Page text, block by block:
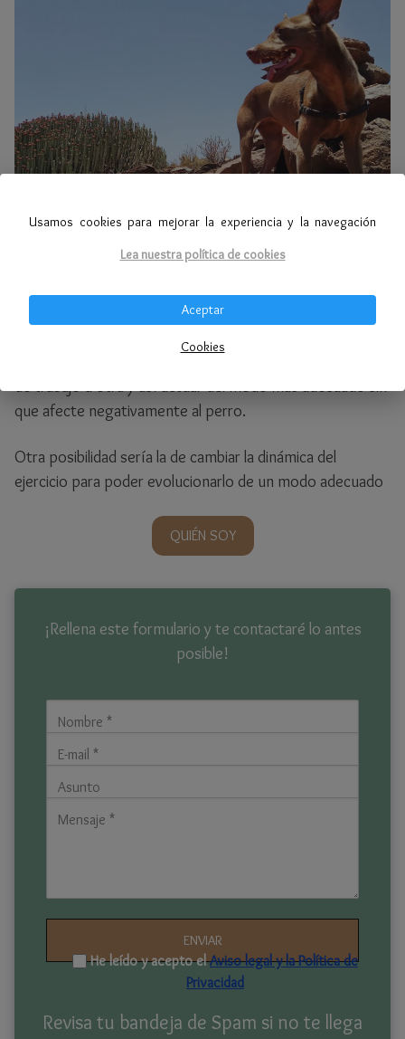
vuestro perro y saber cuándo nos estamos pasando.
Darnos cuenta de la importancia de esto es sumamente
de trabajo u otra y así actuar del modo más adecuado sin
que afecte negativamente al perro.
Otra posibilidad sería la de cambiar la dinámica del
ejercicio para poder evolucionarlo de un modo adecuado
QUIÉN SOY
¡Rellena este formulario y te contactaré lo antes
posible!
He leído y acepto elAviso legal yla Política de
Privacidad
Revisa tu bandeja de Spam si no te llega
Usamos cookies para mejorar la experiencia y la navegación
Lea nuestra política de cookies
Aceptar
Cookies